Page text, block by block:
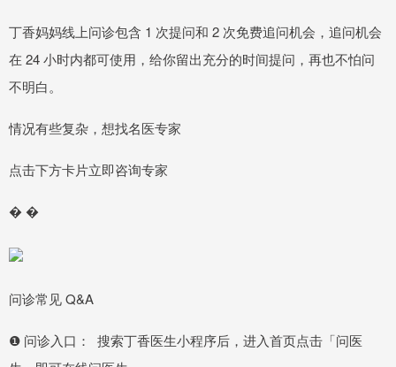
丁香妈妈线上问诊包含 1 次提问和 2 次免费追问机会，追问机会
在 24 小时内都可使用，给你留出充分的时间提问，再也不怕问
不明白。
情况有些复杂，想找名医专家
点击下方卡片立即咨询专家
� �
问诊常见 Q&A
❶ 问诊入口： 搜索丁香医生小程序后，进入首页点击「问医